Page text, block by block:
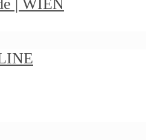
| WIEN